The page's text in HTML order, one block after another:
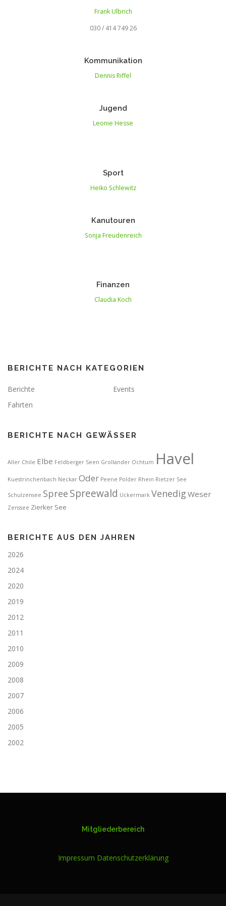
Frank Ulbrich
030 / 414 749 26
Kommunikation
Dennis Riffel
Jugend
Leonie Hesse
Sport
Heiko Schlewitz
Kanutouren
Sonja Freudenreich
Finanzen
Claudia Koch
BERICHTE NACH KATEGORIEN
Berichte
Events
Fahrten
BERICHTE NACH GEWÄSSER
Aller Chile Elbe Feldberger Seen Grollander Ochtum Havel
Kuestrinchenbach Neckar Oder Peene Polder Rhein Rietzer See
Schulzensee Spree Spreewald Uckermark Venedig Weser
Zenssee Zierker See
BERICHTE AUS DEN JAHREN
2026
2024
2020
2019
2012
2011
2010
2009
2008
2007
2006
2005
2002
Mitgliederbereich
Impressum Datenschutzerklärung